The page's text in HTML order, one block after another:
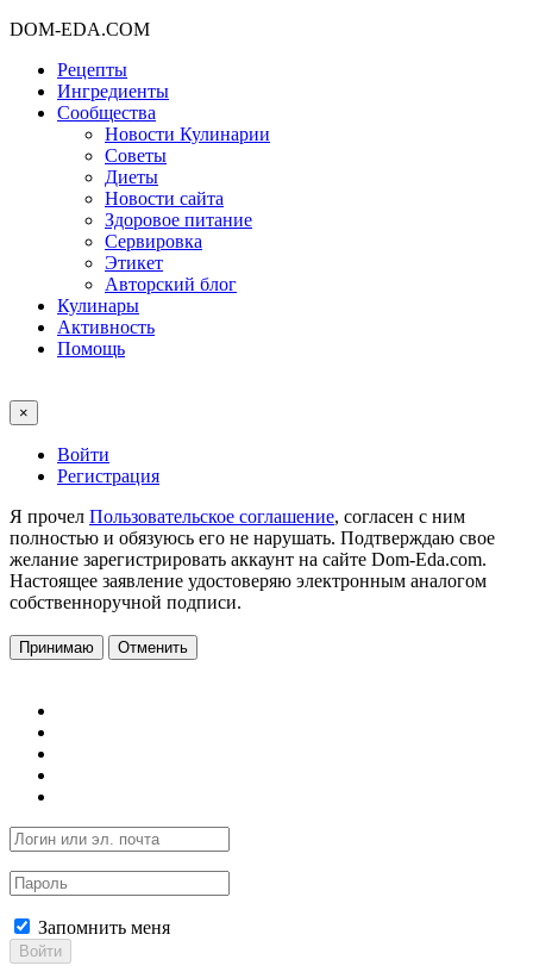
DOM-EDA.COM
Рецепты
Ингредиенты
Сообщества
Новости Кулинарии
Советы
Диеты
Новости сайта
Здоровое питание
Сервировка
Этикет
Авторский блог
Кулинары
Активность
Помощь
×
Войти
Регистрация
Я прочел Пользовательское соглашение, согласен с ним
полностью и обязуюсь его не нарушать. Подтверждаю свое
желание зарегистрировать аккаунт на сайте Dom-Eda.com.
Настоящее заявление удостоверяю электронным аналогом
собственноручной подписи.
Принимаю Отменить
Запомнить меня
Войти